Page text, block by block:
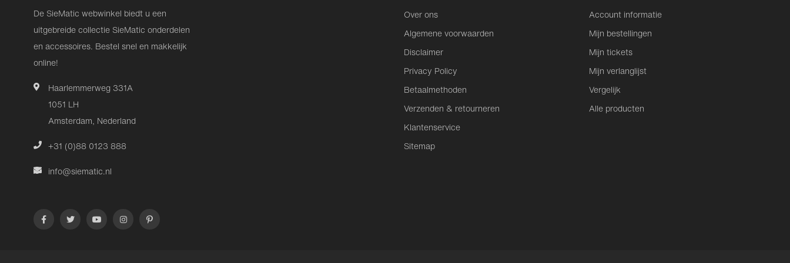
De SieMatic webwinkel biedt u een
uitgebreide collectie SieMatic onderdelen
en accessoires. Bestel snel en makkelijk
online!
Haarlemmerweg 331A
1051 LH
Amsterdam, Nederland
+31 (0)88 0123 888
info@siematic.nl
Over ons
Algemene voorwaarden
Disclaimer
Privacy Policy
Betaalmethoden
Verzenden & retourneren
Klantenservice
Sitemap
Account informatie
Mijn bestellingen
Mijn tickets
Mijn verlanglijst
Vergelijk
Alle producten